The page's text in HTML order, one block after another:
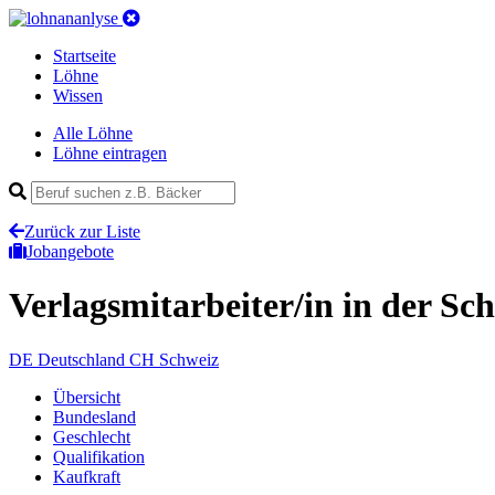
Startseite
Löhne
Wissen
Alle Löhne
Löhne eintragen
Zurück zur Liste
Jobangebote
Verlagsmitarbeiter/in in der
DE Deutschland CH Schweiz
Übersicht
Bundesland
Geschlecht
Qualifikation
Kaufkraft